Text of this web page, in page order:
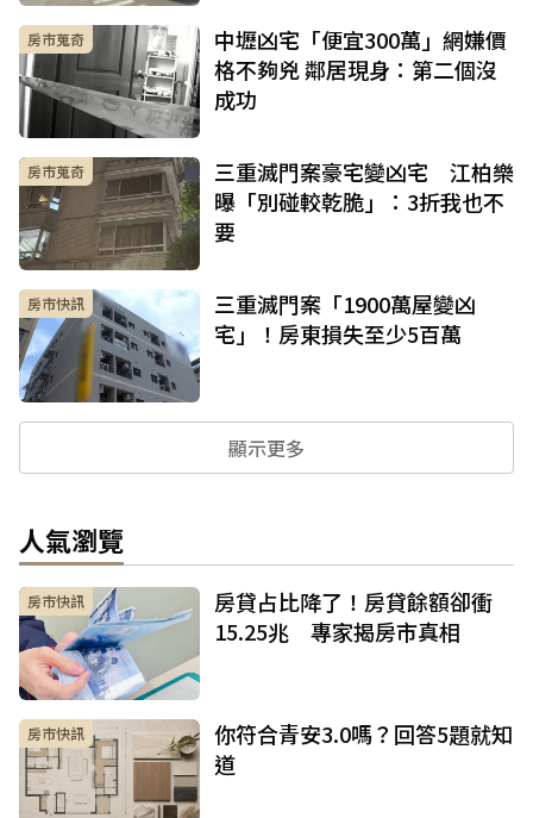
房市蒐奇
中壢凶宅「便宜300萬」網嫌價
格不夠兇 鄰居現身：第二個沒
成功
房市蒐奇
三重滅門案豪宅變凶宅 江柏樂
曝「別碰較乾脆」：3折我也不
要
房市快訊
三重滅門案「1900萬屋變凶
宅」！房東損失至少5百萬
顯示更多
人氣瀏覽
房市快訊
房貸占比降了！房貸餘額卻衝
15.25兆 專家揭房市真相
房市快訊
你符合青安3.0嗎？回答5題就知
道